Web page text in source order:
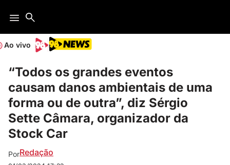
Ao vivo
“Todos os grandes eventos
causam danos ambientais de uma
forma ou de outra”, diz Sérgio
Sette Câmara, organizador da
Stock Car
PorRedação